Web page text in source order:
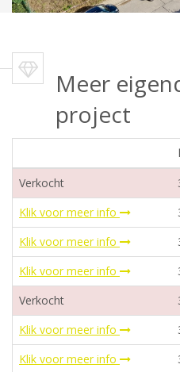
Meer
project
Verkocht
Klik voor meer info
Klik voor meer info
Klik voor meer info
Verkocht
Klik voor meer info
Klik voor meer info